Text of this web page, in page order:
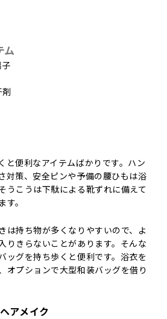
ム
と便利なアイテムばかりです。ハン
対策、安全ピンや予備の腰ひもは浴
うこうは下駄による靴ずれに備えて
。
は持ち物が多くなりやすいので、よ
りきらないことがあります。そんな
ッグを持ち歩くと便利です。浴衣を
オプションで大型和装バッグを借り
アメイク